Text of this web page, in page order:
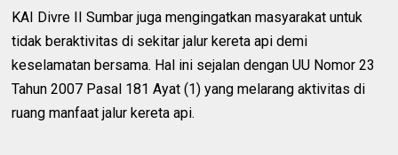
KAI Divre II Sumbar juga mengingatkan masyarakat untuk
tidak beraktivitas di sekitar jalur kereta api demi
keselamatan bersama. Hal ini sejalan dengan UU Nomor 23
Tahun 2007 Pasal 181 Ayat (1) yang melarang aktivitas di
ruang manfaat jalur kereta api.